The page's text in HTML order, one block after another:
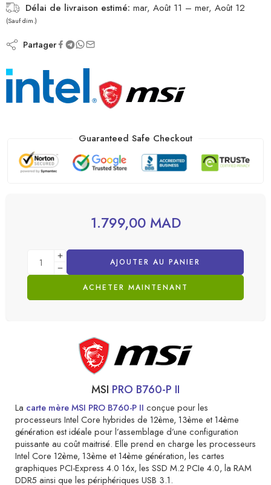
Délai de livraison estimé: mar, Août 11 – mer, Août 12
(Sauf dim.)
Partager
Guaranteed Safe Checkout
1.799,00 MAD
AJOUTER AU PANIER
ACHETER MAINTENANT
MSI PRO B760-P II
La carte mère MSI PRO B760-P II conçue pour les
processeurs Intel Core hybrides de 12ème, 13ème et 14ème
génération est idéale pour l’assemblage d’une configuration
puissante au coût maitrisé. Elle prend en charge les processeurs
Intel Core 12ème, 13ème et 14ème génération, les cartes
graphiques PCI-Express 4.0 16x, les SSD M.2 PCIe 4.0, la RAM
DDR5 ainsi que les périphériques USB 3.1.